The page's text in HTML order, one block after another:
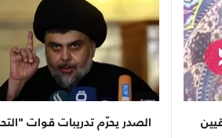
الصدر يحرّم تدريبات قوات